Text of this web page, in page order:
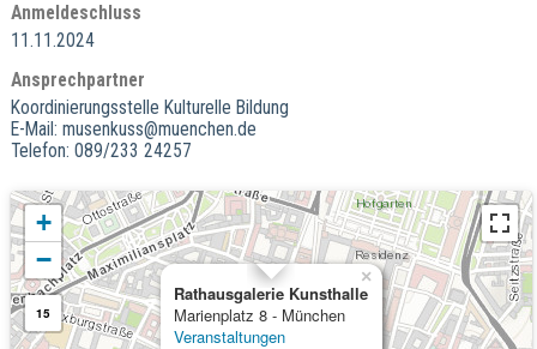
Anmeldeschluss
11.11.2024
Ansprechpartner
Koordinierungsstelle Kulturelle Bildung
E-Mail: musenkuss@muenchen.de
Telefon: 089/233 24257
Rathausgalerie Kunsthalle
Marienplatz 8 - München
Veranstaltungen
×
+
−
15